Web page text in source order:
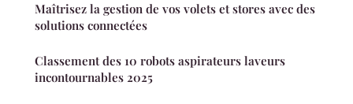
Maîtrisez la gestion de vos volets et stores avec des
solutions connectées
Classement des 10 robots aspirateurs laveurs
incontournables 2025